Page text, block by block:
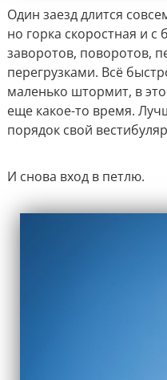
Один заезд длится
но горка скоростная и
заворотов, поворотов,
перегрузками. Всё
маленько штормит, в
еще какое-то время.
порядок свой
И снова вход в петлю.